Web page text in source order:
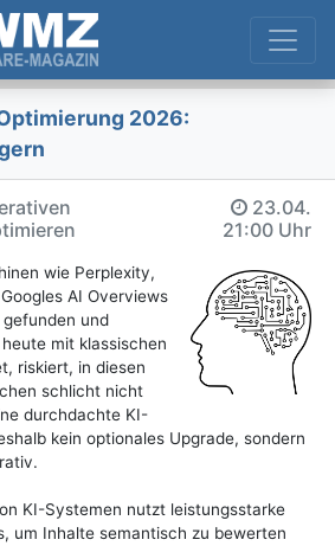
2026:
23.04.
21:00 Uhr
wie Perplexity,
AI Overviews
und
mit klassischen
riskiert, in diesen
schlicht nicht
durchdachte KI-
kein optionales Upgrade, sondern
KI-Systemen nutzt leistungsstarke
um Inhalte semantisch zu bewerten